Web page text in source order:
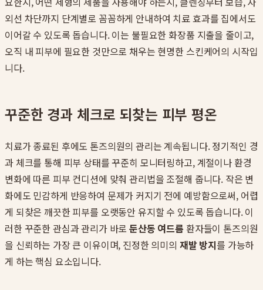
외선 차단까지 단계별로 꼼꼼하게 안내하여 치료 효과를 집에서도
이어갈 수 있도록 돕습니다. 이는 불필요한 화장품 지출을 줄이고,
오직 내 피부에 필요한 것만으로 채우는 현명한 스킨케어의 시작입
니다.
꾸준한 경과 체크로 되찾는 피부 평온
치료가 종료된 후에도 톤즈의원의 관리는 계속됩니다. 정기적인 경
과 체크를 통해 피부 상태를 꾸준히 모니터링하고, 계절이나 환경
변화에 따른 피부 컨디션에 맞춰 관리법을 조절해 줍니다. 작은 변
화에도 민감하게 반응하여 문제가 커지기 전에 예방함으로써, 어렵
게 되찾은 깨끗한 피부를 오랫동안 유지할 수 있도록 돕습니다. 이
러한 꾸준한 관심과 관리가 바로둔산동 여드름 환자들이 톤즈의원
을 신뢰하는 가장 큰 이유이며, 진정한 의미의 재발 방지를 가능하
게 하는 핵심 요소입니다.